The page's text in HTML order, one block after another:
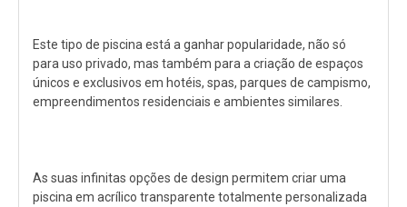
Este tipo de piscina está a ganhar popularidade, não só
para uso privado, mas também para a criação de espaços
únicos e exclusivos em hotéis, spas, parques de campismo,
empreendimentos residenciais e ambientes similares.
As suas infinitas opções de design permitem criar uma
piscina em acrílico transparente totalmente personalizada